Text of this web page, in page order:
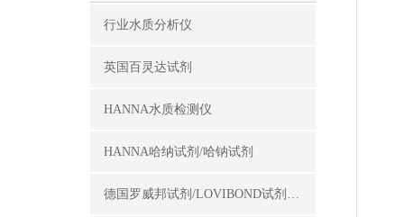
行业水质分析仪
英国百灵达试剂
HANNA水质检测仪
HANNA哈纳试剂/哈钠试剂
德国罗威邦试剂/LOVIBOND试剂/罗威邦试剂